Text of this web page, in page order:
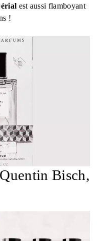
est aussi flamboyant
!
Bisch,